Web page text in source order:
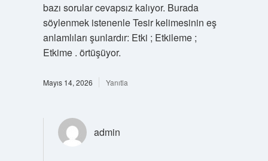
bazı sorular cevapsız kalıyor. Burada
söylenmek istenenle Tesir kelimesinin eş
anlamlıları şunlardır: Etki ; Etkileme ;
Etkime . örtüşüyor.
Mayıs 14, 2026 Yanıtla
admin